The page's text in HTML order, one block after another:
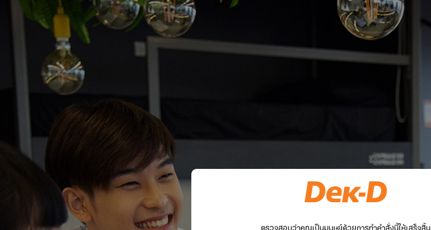
ตรวจสอบว่าคุณเป็นมนุษย์ด้วยการทำคำสั่งนี้ให้เสร็จสิ้น